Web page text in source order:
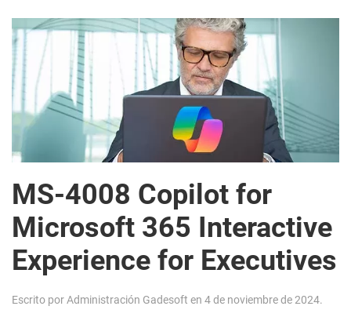
MS-4008 Copilot for
Microsoft 365 Interactive
Experience for Executives
Escrito porAdministración Gadesoft en 4 de noviembre de 2024.